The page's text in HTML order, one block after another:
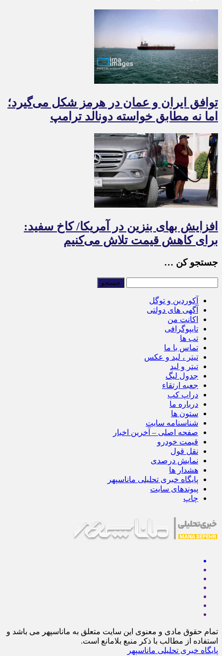
توافق ایران و عمان در هرمز شکل می‌گیرد؛
اما نه مطابق خواسته دونالد ترامپ
افزایش بهای بنزین در آمریکا/ کاخ سفید:
برای کاهش قیمت تلاش می‌کنیم
جستجو کن …
آکوردین و توگل
آگهی های دولتی
اکانت من
تایپوگرافی
تب ها
تماس با ما
تیتر ، لید و عکس
تیتر و لید
جدول لیگ
جعبه ارتقاء
دراپ کپ
درباره ما
ستون ها
شناسنامه سایت
صفحه اصلی – آخرین اخبار
قیمت خودرو
نقل قول
نمایش درصدی
هشدار ها
پایگاه خبری تحلیلی ماناسپهر
پیوندهای سایت
چاپ
تمام حقوق مادی و معنوی این سایت متعلق به ماناسپهر می باشد و
استفاده از مطالب با ذکر منبع بلامانع است.
پایگاه خبری تحلیلی ماناسپهر